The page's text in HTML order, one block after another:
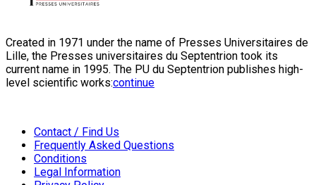
Created in 1971 under the name of Presses Universitaires de
Lille, the Presses universitaires du Septentrion took its
current name in 1995. The PU du Septentrion publishes high-
level scientific works:continue
Contact / Find Us
Frequently Asked Questions
Conditions
Legal Information